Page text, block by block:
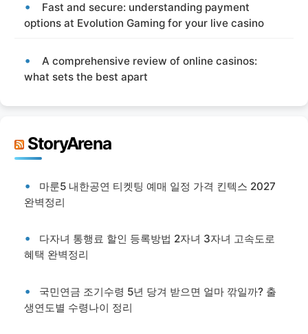
Fast and secure: understanding payment
options at Evolution Gaming for your live casino
A comprehensive review of online casinos:
what sets the best apart
StoryArena
마룬5 내한공연 티켓팅 예매 일정 가격 킨텍스 2027
완벽정리
다자녀 통행료 할인 등록방법 2자녀 3자녀 고속도로
혜택 완벽정리
국민연금 조기수령 5년 당겨 받으면 얼마 깎일까? 출
생연도별 수령나이 정리